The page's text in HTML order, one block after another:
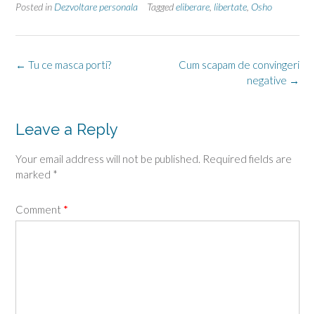
Posted in Dezvoltare personala Taggedeliberare libertate Osho
Post
Cum scapam de convingeri
negative →
← Tu ce masca porti?
Leave a Reply
Your email address will not be published. Required fields are
marked *
Comment *